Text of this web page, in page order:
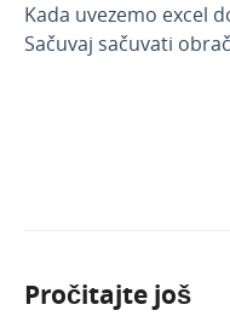
Kada uvezemo excel
Sačuvaj sačuvati
Pročitajte još